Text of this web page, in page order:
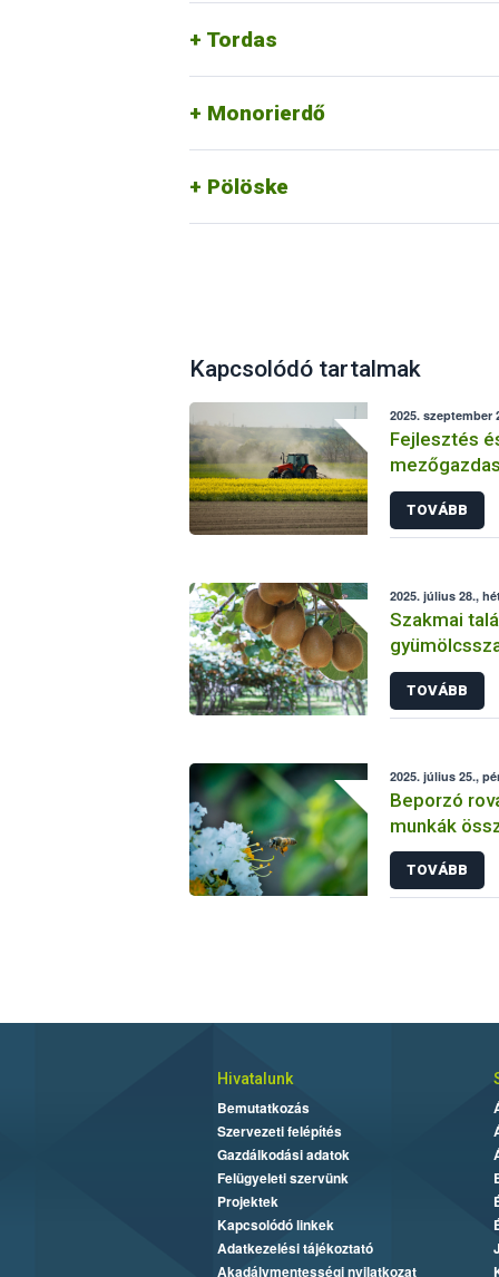
Tordas
Monorierdő
Pölöske
Kapcsolódó tartalmak
2025. szeptember
Fejlesztés
Sikeresen
üzemi
TOVÁBB
2025. július 28.,
Szakmai
TOVÁBB
2025. július 25.,
Beporzó
munkák
fókuszban a
TOVÁBB
Hivatalunk
Bemutatkozás
Szervezeti felépítés
Gazdálkodási adatok
Felügyeleti szervünk
Projektek
Kapcsolódó linkek
Adatkezelési tájékoztató
Akadálymentességi nyilatkozat